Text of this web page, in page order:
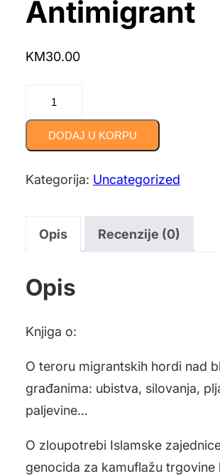
Antimigrant
KM30.00
Antimigrant
količina
DODAJ U KORPU
Kategorija: Uncategorized
Opis Recenzije (0)
Opis
Knjiga o:
O teroru migrantskih hordi nad
građanima: ubistva, silovanja,
paljevine…
O zloupotrebi Islamske
genocida za kamuflažu trgovine